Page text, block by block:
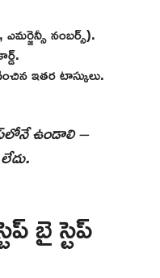
నంబర్స్).
ఇతర టాస్కులు.
ఉండాలి –
బై స్టెప్